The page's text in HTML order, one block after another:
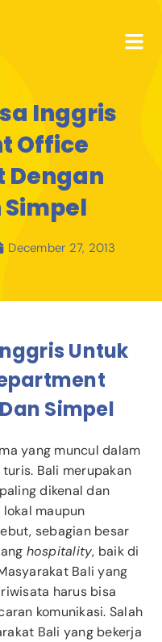
Inggris
Office
Dengan
Simpel
December 27, 2013
Untuk
Simpel
yang muncul dalam
Bali merupakan
dikenal dan
maupun
sebagian besar
hospitality, baik di
Bali yang
harus bisa
komunikasi. Salah
Bali yang bekerja